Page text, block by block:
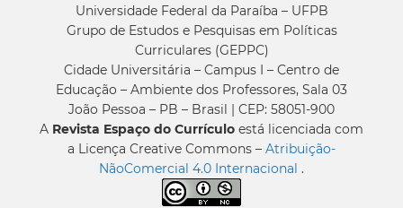
Universidade Federal da Paraíba – UFPB
Grupo de Estudos e Pesquisas em Políticas
Curriculares (GEPPC)
Cidade Universitária – Campus I – Centro de
Educação – Ambiente dos Professores, Sala 03
João Pessoa – PB – Brasil | CEP: 58051-900
A Revista Espaço do Currículo está licenciada com
a Licença Creative Commons – Atribuição-
NãoComercial 4.0 Internacional .